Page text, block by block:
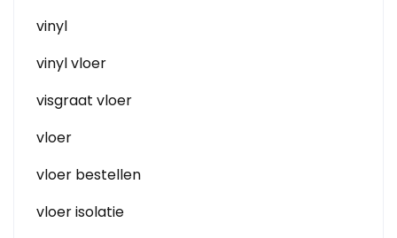
vinyl
vinyl vloer
visgraat vloer
vloer
vloer bestellen
vloer isolatie